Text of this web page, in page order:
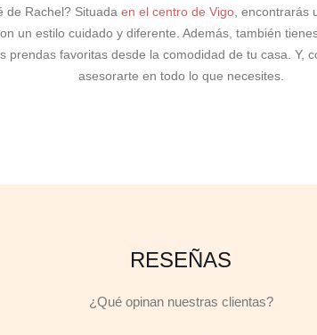
de Rachel? Situada en el centro de Vigo, encontrarás
un estilo cuidado y diferente. Además, también
prendas favoritas desde la comodidad de tu casa. Y,
asesorarte en todo lo que necesites.
RESEÑAS
¿Qué opinan nuestras clientas?